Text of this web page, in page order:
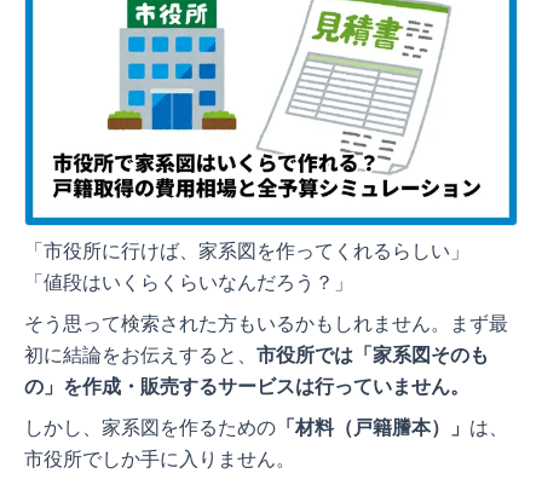
「市役所に行けば、家系図を作ってくれるらしい」
「値段はいくらくらいなんだろう？」
そう思って検索された方もいるかもしれません。まず最
初に結論をお伝えすると、 市役所では「家系図そのも
の」を作成・販売するサービスは行っていません。
しかし、家系図を作るための 「材料（戸籍謄本）」 は、
市役所でしか手に入りません。